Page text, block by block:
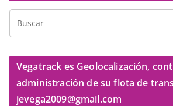
Vegatrack es Geolocalización,
administración de su flota de
jevega2009@gmail.com